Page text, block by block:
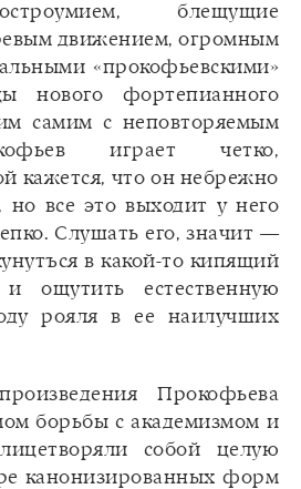
блещущие
движением, огромным
«прокофьевскими»
нового фортепианного
самим с неповторяемым
играет четко,
кажется, что он небрежно
но все это выходит у него
Слушать его, значит —
в какой-то кипящий
ощутить естественную
рояля в ее наилучших
Прокофьева
борьбы с академизмом и
собой целую
канонизированных форм